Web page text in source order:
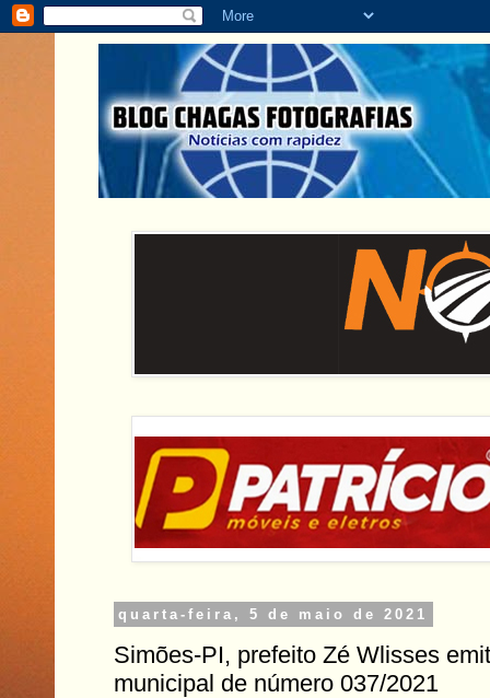
quarta-feira, 5 de maio de 2021
Simões-PI, prefeito Zé Wlisses
municipal de número 037/2021